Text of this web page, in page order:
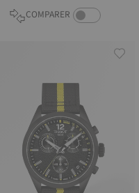
COMPARER COMPARE